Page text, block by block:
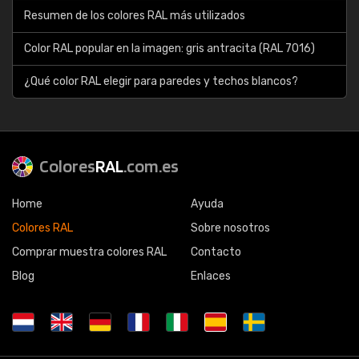
Resumen de los colores RAL más utilizados
Color RAL popular en la imagen: gris antracita (RAL 7016)
¿Qué color RAL elegir para paredes y techos blancos?
ColoresRAL.com.es
Home
Colores RAL
Comprar muestra colores RAL
Blog
Ayuda
Sobre nosotros
Contacto
Enlaces